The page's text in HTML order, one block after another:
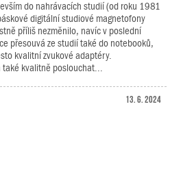
do nahrávacích studií (od roku 1981
digitální studiové magnetofony
příliš nezměnilo, navíc v poslední
přesouvá ze studií také do notebooků,
kvalitní zvukové adaptéry.
kvalitně poslouchat...
13. 6. 2024